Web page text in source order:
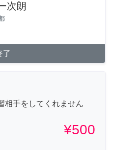
次朗
了
相手をしてくれません
¥500